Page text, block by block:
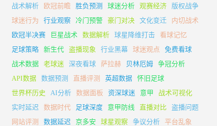
战术解析
欧冠前瞻 胜负预测 球迷分析 观赛经济
版权战争
球迷行为
行业观察 冷门预警 豪门对决 文化变迁
内切战术
欧冠半决赛
巨星战术 数据解析 球星降维打击
看球记忆
足球策略
新生代 盗播现象 行业黑幕 球迷观点
免费看球
战术数据
老球迷 深夜看球 萨拉赫 贝林厄姆
争冠分析
API数据
数据预测 直播评测 英超数据
怀旧足球
世界杯历史
AI分析 数据面板 资深球迷 意甲
战术可视化
实时延迟
数据时代 足球深度 意甲防线 直播对比
盗播问题
网站评测
数据延迟 京多安 球星观察 争议分析
平台乱象